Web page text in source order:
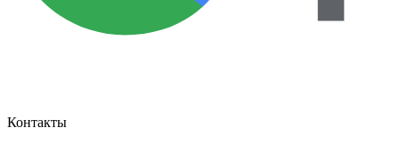
Контакты